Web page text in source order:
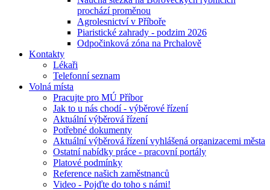
prochází proměnou
Agrolesnictví v Příboře
Piaristické zahrady - podzim 2026
Odpočinková zóna na Prchalově
Kontakty
Lékaři
Telefonní seznam
Volná místa
Pracujte pro MÚ Příbor
Jak to u nás chodí - výběrové řízení
Aktuální výběrová řízení
Potřebné dokumenty
Aktuální výběrová řízení vyhlášená organizacemi města
Ostatní nabídky práce - pracovní portály
Platové podmínky
Reference našich zaměstnanců
Video - Pojďte do toho s námi!